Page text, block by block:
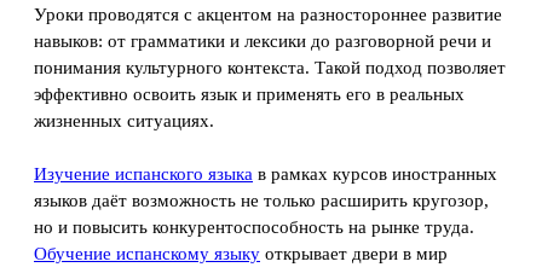
Уроки проводятся с акцентом на разностороннее развитие
навыков: от грамматики и лексики до разговорной речи и
понимания культурного контекста. Такой подход позволяет
эффективно освоить язык и применять его в реальных
жизненных ситуациях.
Изучение испанского языка в рамках курсов иностранных
языков даёт возможность не только расширить кругозор,
но и повысить конкурентоспособность на рынке труда.
Обучение испанскому языку открывает двери в мир